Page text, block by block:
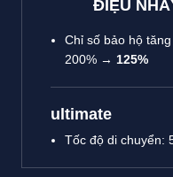
ĐIỆU
Chỉ số bảo hộ
200% → 125%
ultimate
Tốc độ di chuyển: